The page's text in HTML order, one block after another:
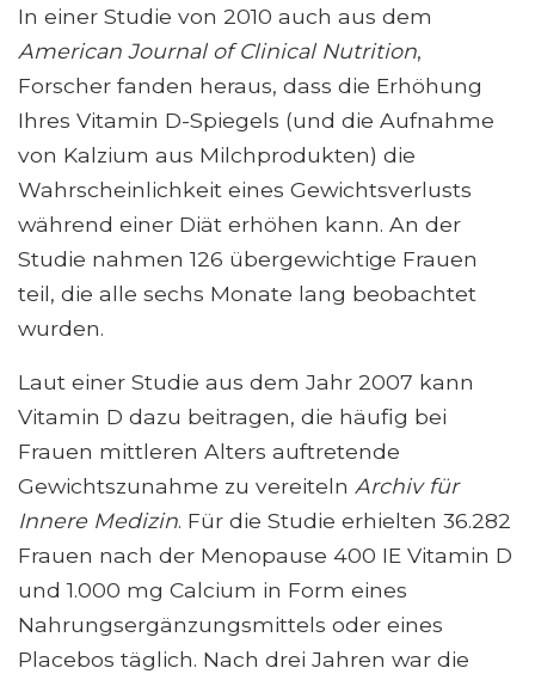
In einer Studie von 2010 auch aus dem
American Journal of Clinical Nutrition,
Forscher fanden heraus, dass die Erhöhung
Ihres Vitamin D-Spiegels (und die Aufnahme
von Kalzium aus Milchprodukten) die
Wahrscheinlichkeit eines Gewichtsverlusts
während einer Diät erhöhen kann. An der
Studie nahmen 126 übergewichtige Frauen
teil, die alle sechs Monate lang beobachtet
wurden.
Laut einer Studie aus dem Jahr 2007 kann
Vitamin D dazu beitragen, die häufig bei
Frauen mittleren Alters auftretende
Gewichtszunahme zu vereiteln Archiv für
Innere Medizin. Für die Studie erhielten 36.282
Frauen nach der Menopause 400 IE Vitamin D
und 1.000 mg Calcium in Form eines
Nahrungsergänzungsmittels oder eines
Placebos täglich. Nach drei Jahren war die